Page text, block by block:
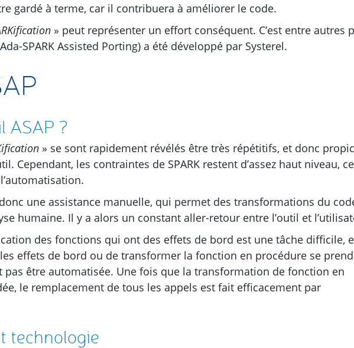
gardé à terme, car il contribuera à améliorer le code.
» peut représenter un effort conséquent. C’est entre autres
SPARK Assisted Porting) a été développé par Systerel.
ASAP ?
» se sont rapidement révélés être très répétitifs, et donc
Cependant, les contraintes de SPARK restent d’assez haut niveau,
une assistance manuelle, qui permet des transformations du
humaine. Il y a alors un constant aller-retour entre l’outil et
des fonctions qui ont des effets de bord est une tâche difficile,
effets de bord ou de transformer la fonction en procédure se
pas être automatisée. Une fois que la transformation de fonction en
le remplacement de tous les appels est fait efficacement par
technologie